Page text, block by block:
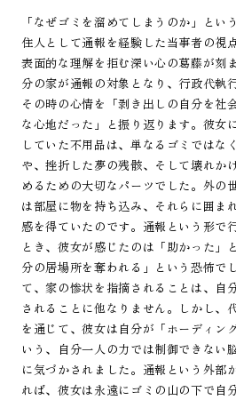
「なぜゴミを溜めてしまうのか」とい
住人として通報を経験した当事者の視
表面的な理解を拒む深い心の葛藤が刻
分の家が通報の対象となり、行政代執
その時の心情を「剥き出しの自分を社
な心地だった」と振り返ります。彼女
していた不用品は、単なるゴミではな
や、挫折した夢の残骸、そして壊れか
めるための大切なパーツでした。外の
は部屋に物を持ち込み、それらに囲ま
感を得ていたのです。通報という形で
とき、彼女が感じたのは「助かった」
分の居場所を奪われる」という恐怖で
て、家の惨状を指摘されることは、自
されることに他なりません。しかし、
を通じて、彼女は自分が「ホーディン
いう、自分一人の力では制御できない
に気づかされました。通報という外部
れば、彼女は永遠にゴミの山の下で自